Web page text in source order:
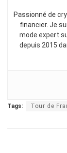
Passionné de
financier. Je
mode expert
depuis 2015
Tags: Tour de